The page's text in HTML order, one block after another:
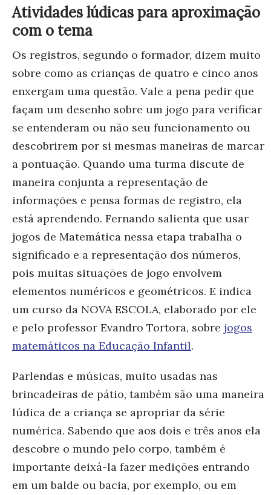
Atividades lúdicas para aproximação
com o tema
Os registros, segundo o formador, dizem muito
sobre como as crianças de quatro e cinco anos
enxergam uma questão. Vale a pena pedir que
façam um desenho sobre um jogo para verificar
se entenderam ou não seu funcionamento ou
descobrirem por si mesmas maneiras de marcar
a pontuação. Quando uma turma discute de
maneira conjunta a representação de
informações e pensa formas de registro, ela
está aprendendo. Fernando salienta que usar
jogos de Matemática nessa etapa trabalha o
significado e a representação dos números,
pois muitas situações de jogo envolvem
elementos numéricos e geométricos. E indica
um curso da NOVA ESCOLA, elaborado por ele
e pelo professor Evandro Tortora, sobre jogos
matemáticos na Educação Infantil.
Parlendas e músicas, muito usadas nas
brincadeiras de pátio, também são uma maneira
lúdica de a criança se apropriar da série
numérica. Sabendo que aos dois e três anos ela
descobre o mundo pelo corpo, também é
importante deixá-la fazer medições entrando
em um balde ou bacia, por exemplo, ou em